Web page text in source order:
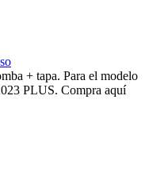
+ tapa. Para el modelo
PLUS. Compra aquí